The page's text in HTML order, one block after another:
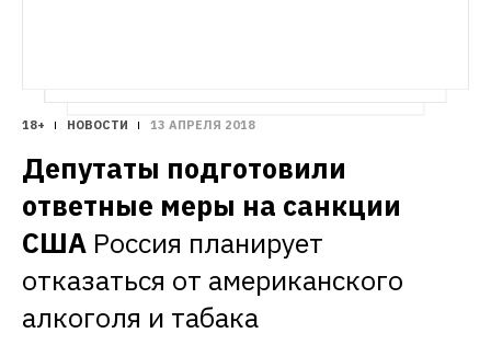
18+ НОВОСТИ 13 АПРЕЛЯ 2018
Депутаты подготовили
ответные меры на санкции
США Россия планирует
отказаться от американского
алкоголя и табака